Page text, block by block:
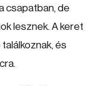
csapatban, de
lesznek. A keret
és